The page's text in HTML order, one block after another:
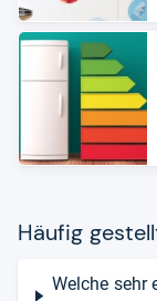
Häu­fig
Welche sehr